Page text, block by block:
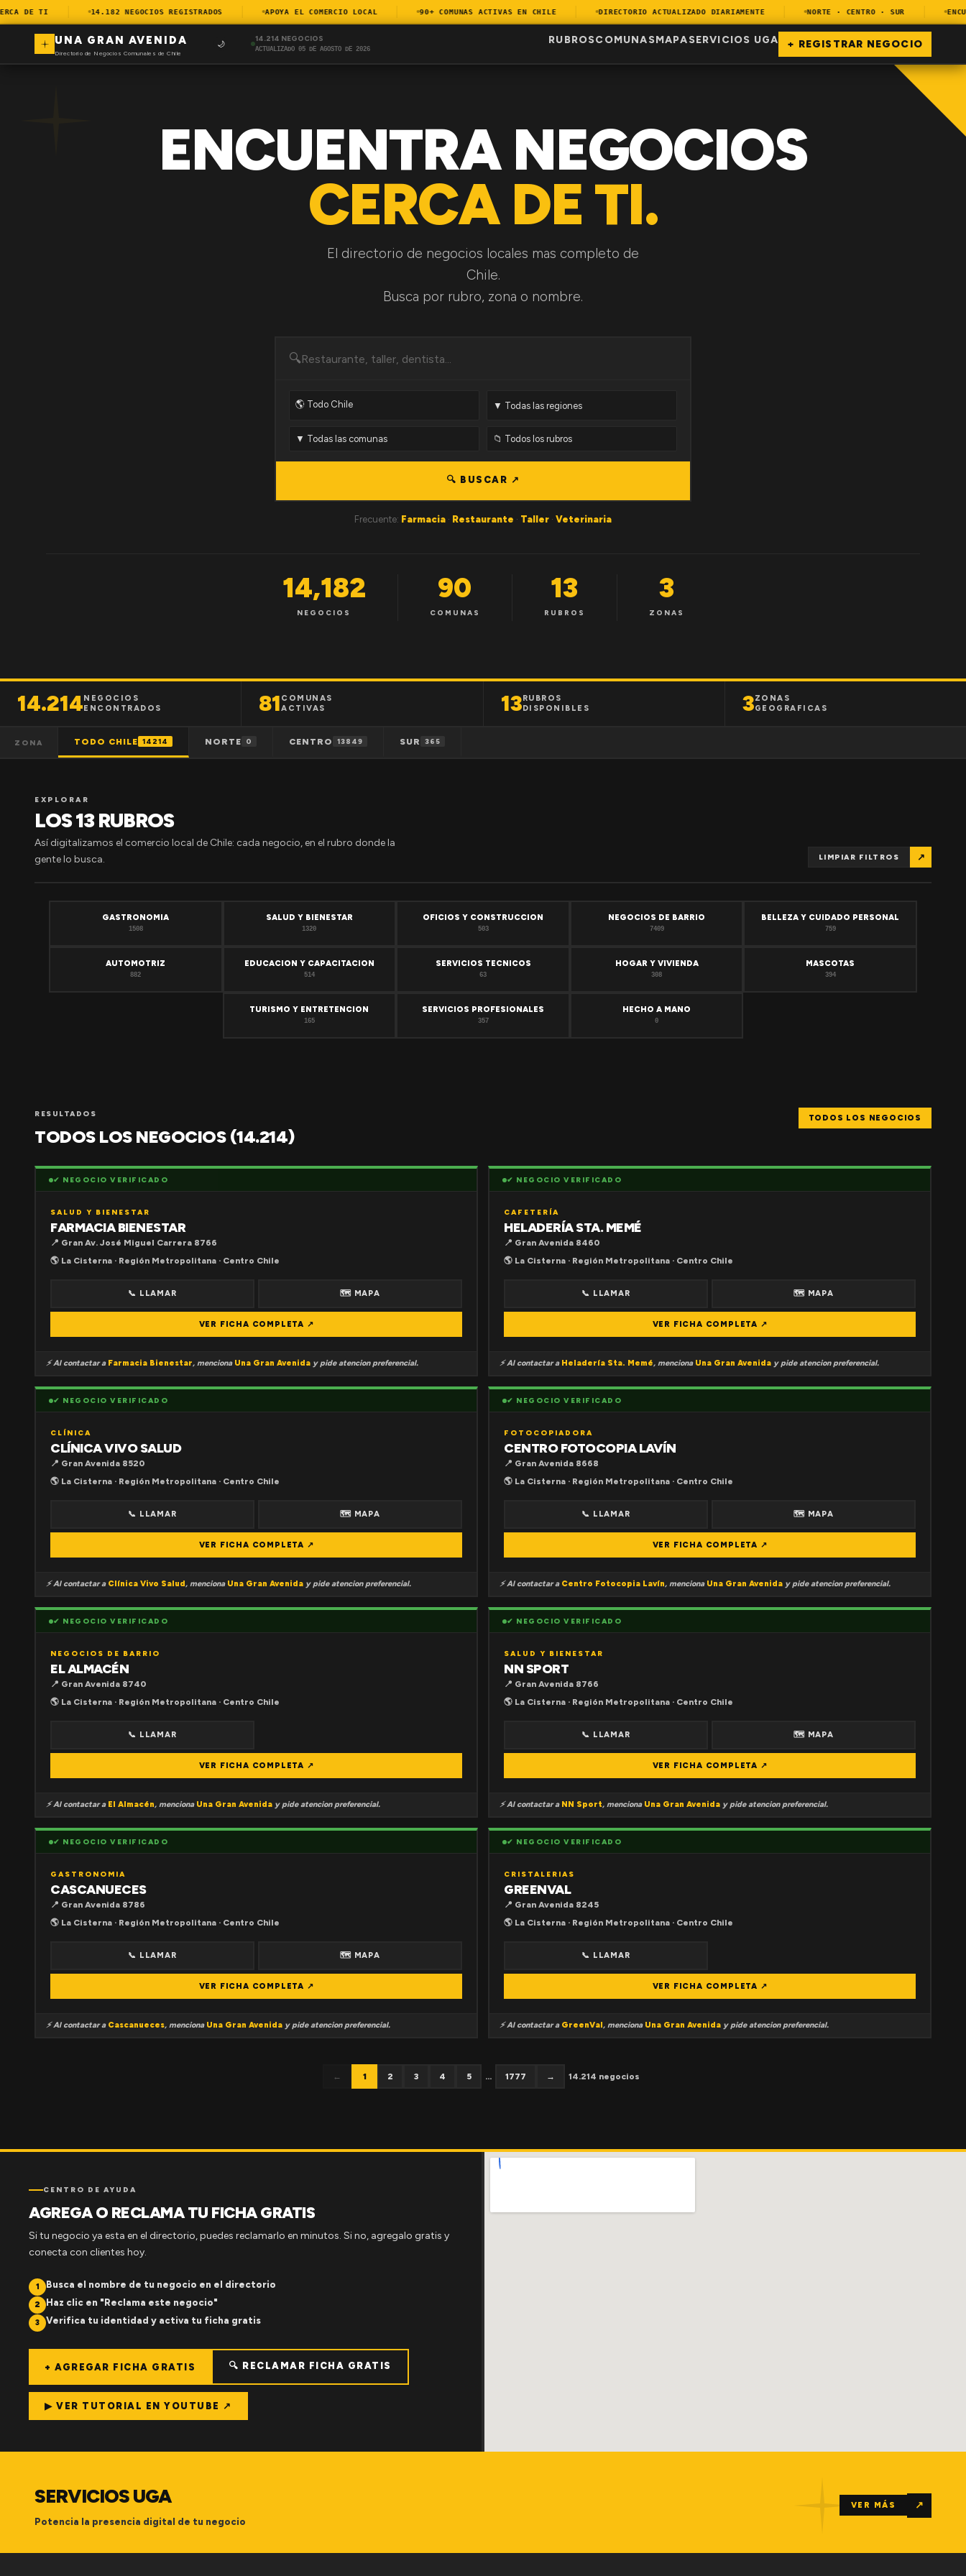
DE TI 14.182 NEGOCIOS REGISTRADOS APOYA EL COMERCIO LOCAL 90+ COMUNAS ACTIVAS EN CHILE DIRECTORIO ACTUALIZADO DIARIAMENTE NORTE · CENTRO · SUR
UNA GRAN AVENIDA
Directorio de Negocios Comunales de Chile
🌙
14.214 NEGOCIOS
ACTUALIZADO 05 DE AGOSTO DE 2026
RUBROSCOMUNASMAPASERVICIOS UGA + REGISTRAR NEGOCIO
ENCUENTRA NEGOCIOS
CERCA DE TI.
El directorio de negocios locales mas completo de
Chile.
Busca por rubro, zona o nombre.
🔍
🔍 BUSCAR ↗
Frecuente: Farmacia · Restaurante · Taller · Veterinaria
14,182
NEGOCIOS
90
COMUNAS
13
RUBROS
3
ZONAS
14.214NEGOCIOS
ENCONTRADOS
81COMUNAS
ACTIVAS
13RUBROS
DISPONIBLES
3ZONAS
GEOGRAFICAS
ZONA TODO CHILE 14214 NORTE 0 CENTRO 13849 SUR 365
EXPLORAR
LOS 13 RUBROS
Así digitalizamos el comercio local de Chile: cada negocio, en el rubro donde la
gente lo busca.
LIMPIAR FILTROS ↗
GASTRONOMIA
1508
SALUD Y BIENESTAR
1320
OFICIOS Y CONSTRUCCION
503
NEGOCIOS DE BARRIO
7409
BELLEZA Y CUIDADO PERSONAL
759
AUTOMOTRIZ
882
EDUCACION Y CAPACITACION
514
SERVICIOS TECNICOS
63
HOGAR Y VIVIENDA
308
MASCOTAS
394
TURISMO Y ENTRETENCION
165
SERVICIOS PROFESIONALES
357
HECHO A MANO
0
RESULTADOS
TODOS LOS NEGOCIOS (14.214)
TODOS LOS NEGOCIOS
✔ NEGOCIO VERIFICADO
SALUD Y BIENESTAR
FARMACIA BIENESTAR
📍 Gran Av. José Miguel Carrera 8766
🌎 La Cisterna · Región Metropolitana · Centro Chile
📞 LLAMAR 🗺 MAPA
VER FICHA COMPLETA ↗
⚡ Al contactar a Farmacia Bienestar, menciona Una Gran Avenida y pide atencion preferencial.
✔ NEGOCIO VERIFICADO
CAFETERÍA
HELADERÍA STA. MEMÉ
📍 Gran Avenida 8460
🌎 La Cisterna · Región Metropolitana · Centro Chile
📞 LLAMAR 🗺 MAPA
VER FICHA COMPLETA ↗
⚡ Al contactar a Heladería Sta. Memé, menciona Una Gran Avenida y pide atencion preferencial.
✔ NEGOCIO VERIFICADO
CLÍNICA
CLÍNICA VIVO SALUD
📍 Gran Avenida 8520
🌎 La Cisterna · Región Metropolitana · Centro Chile
📞 LLAMAR 🗺 MAPA
VER FICHA COMPLETA ↗
⚡ Al contactar a Clínica Vivo Salud, menciona Una Gran Avenida y pide atencion preferencial.
✔ NEGOCIO VERIFICADO
FOTOCOPIADORA
CENTRO FOTOCOPIA LAVÍN
📍 Gran Avenida 8668
🌎 La Cisterna · Región Metropolitana · Centro Chile
📞 LLAMAR 🗺 MAPA
VER FICHA COMPLETA ↗
⚡ Al contactar a Centro Fotocopia Lavín, menciona Una Gran Avenida y pide atencion preferencial.
✔ NEGOCIO VERIFICADO
NEGOCIOS DE BARRIO
EL ALMACÉN
📍 Gran Avenida 8740
🌎 La Cisterna · Región Metropolitana · Centro Chile
📞 LLAMAR
VER FICHA COMPLETA ↗
⚡ Al contactar a El Almacén, menciona Una Gran Avenida y pide atencion preferencial.
✔ NEGOCIO VERIFICADO
SALUD Y BIENESTAR
NN SPORT
📍 Gran Avenida 8766
🌎 La Cisterna · Región Metropolitana · Centro Chile
📞 LLAMAR 🗺 MAPA
VER FICHA COMPLETA ↗
⚡ Al contactar a NN Sport, menciona Una Gran Avenida y pide atencion preferencial.
✔ NEGOCIO VERIFICADO
GASTRONOMIA
CASCANUECES
📍 Gran Avenida 8786
🌎 La Cisterna · Región Metropolitana · Centro Chile
📞 LLAMAR 🗺 MAPA
VER FICHA COMPLETA ↗
⚡ Al contactar a Cascanueces, menciona Una Gran Avenida y pide atencion preferencial.
✔ NEGOCIO VERIFICADO
CRISTALERIAS
GREENVAL
📍 Gran Avenida 8245
🌎 La Cisterna · Región Metropolitana · Centro Chile
📞 LLAMAR
VER FICHA COMPLETA ↗
⚡ Al contactar a GreenVal, menciona Una Gran Avenida y pide atencion preferencial.
← 1 2 3 4 5 ... 1777 → 14.214 negocios
CENTRO DE AYUDA
AGREGA O RECLAMA TU FICHA GRATIS
Si tu negocio ya esta en el directorio, puedes reclamarlo en minutos. Si no, agregalo gratis y
conecta con clientes hoy.
1 Busca el nombre de tu negocio en el directorio
2 Haz clic en "Reclama este negocio"
3 Verifica tu identidad y activa tu ficha gratis
+ AGREGAR FICHA GRATIS 🔍 RECLAMAR FICHA GRATIS
▶ VER TUTORIAL EN YOUTUBE ↗
SERVICIOS UGA
Potencia la presencia digital de tu negocio
VER MÁS ↗